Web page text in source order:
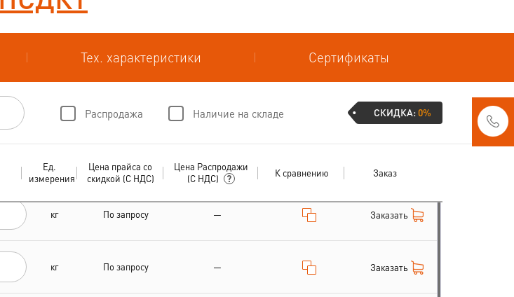
Тех. характеристики Сертификаты
Распродажа Наличие на складе СКИДКА:0%
Ед.
измерения
Цена прайса со
скидкой (С НДС)
Цена Распродажи
(С НДС)
К сравнению Заказ
кг По запросу — Заказать
кг По запросу — Заказать